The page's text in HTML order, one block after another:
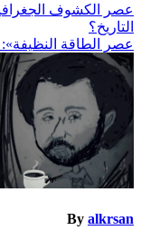
تصفّح
المقالات
​عصر الكشوف
التاريخ؟
عصر الطاقة النظيفة»:
By alkrsan